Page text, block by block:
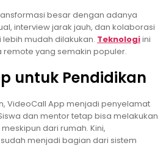
besar dengan adanya
interview jarak jauh, dan kolaborasi
mudah dilakukan. Teknologiini
yang semakin populer.
untuk Pendidikan
VideoCall App menjadi penyelamat
dan mentor tetap bisa melakukan
dari rumah. Kini,
menjadi bagian dari sistem